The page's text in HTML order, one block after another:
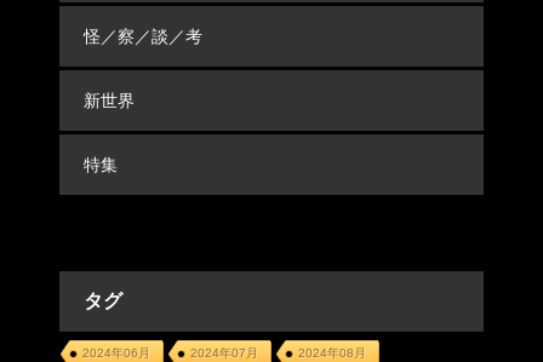
怪／察／談／考
新世界
特集
タグ
2024年06月 2024年07月 2024年08月